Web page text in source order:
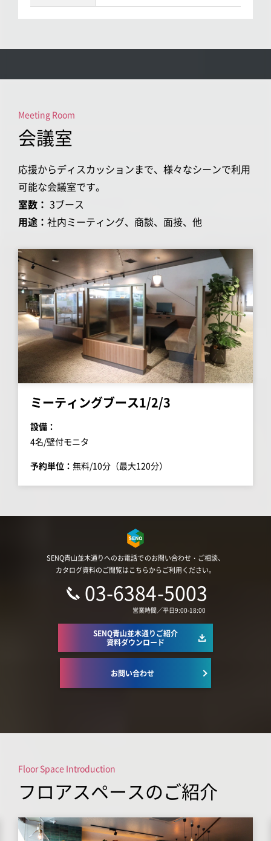
Meeting Room
会議室
応援からディスカッションまで、様々なシーンで利用
可能な会議室です。
室数： 3ブース
用途：社内ミーティング、商談、面接、他
ミーティングブース1/2/3
設備：
4名/壁付モニタ
予約単位：無料/10分（最大120分）
SENQ青山並木通りへのお電話でのお問い合わせ・ご相談、
カタログ資料のご閲覧はこちらからご利用ください。
03-6384-5003
営業時間／平日9:00-18:00
SENQ青山並木通りご紹介
資料ダウンロード
お問い合わせ
Floor Space Introduction
フロアスペースのご紹介